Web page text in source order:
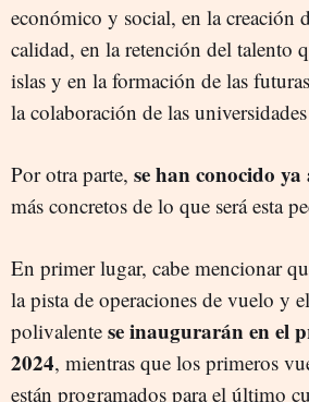
económico y social, en la creación
calidad, en la retención del talento
islas y en la formación de las
la colaboración de las
Por otra parte, se han conocido
más concretos de lo que será esta
En primer lugar, cabe mencionar
la pista de operaciones de vuelo y
polivalente se inaugurarán en el
2024, mientras que los primeros
están programados para el último